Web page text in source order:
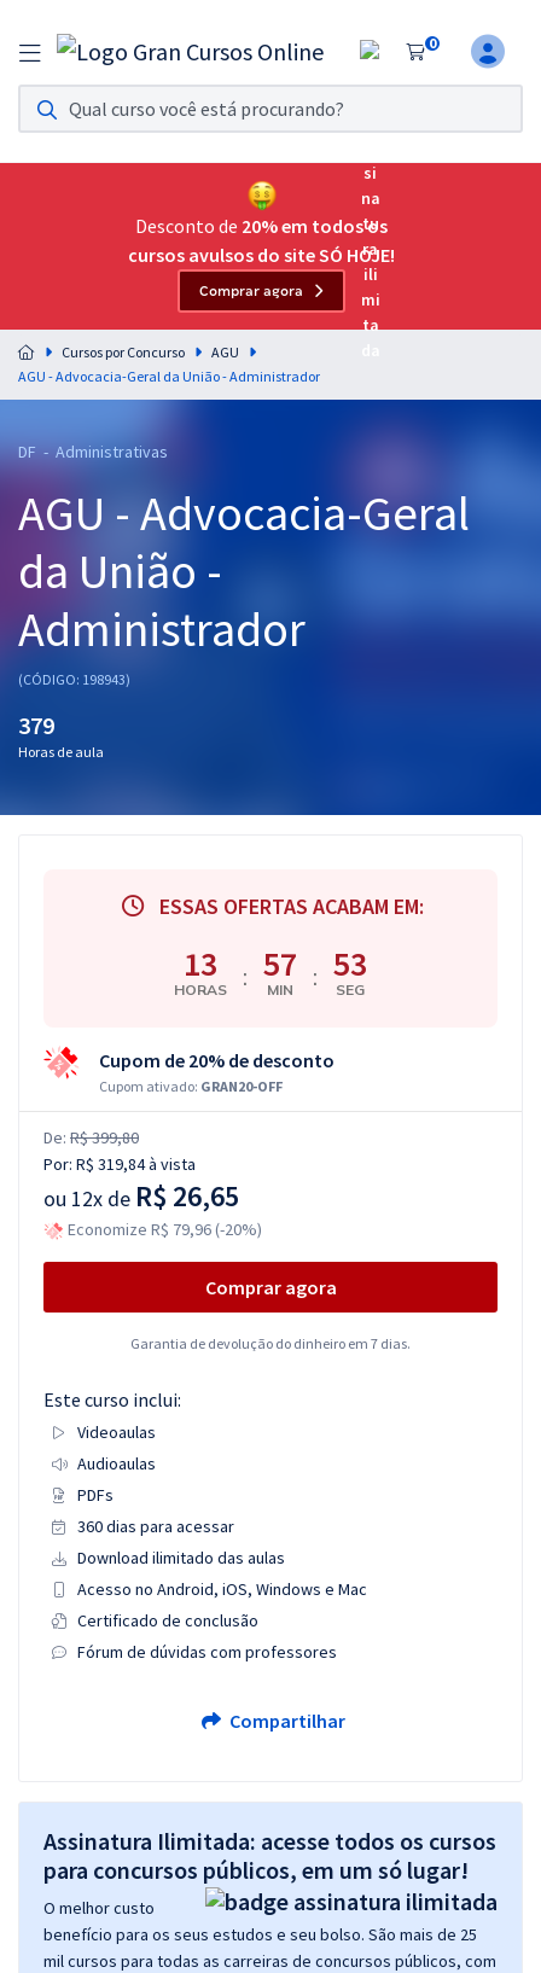
0
Assinatura Ilimitada 11
Acesso a todos os cursos. Teste grátis por 7 dias!
Assinatura OAB Até Passar
Acesso ilimitado a toda preparação para o Exame da
Residências Multiprofissionais
Preparação completa e intensiva para as principais
residências em saúde do Brasil
Cursos 20% OFF
Pós
Graduação
OAB
Mentorias
Desconto de 20% em todos os
cursos avulsos do site SÓ HOJE!
Comprar agora
Cursos por Concurso
AGU
AGU - Advocacia-Geral da União - Administrador
DF - Administrativas
AGU - Advocacia-Geral
da União -
Administrador
(CÓDIGO: 198943)
379
Horas de aula
ESSAS OFERTAS ACABAM EM:
13
HORAS : 57
MIN : 52
SEG
Cupom de 20% de desconto
Cupom ativado: GRAN20-OFF
De: R$ 399,80
Por: R$ 319,84à vista
ou 12x de R$ 26,65
Economize R$ 79,96 (-20%)
Comprar agora
Garantia de devolução do dinheiro em 7 dias.
Este curso inclui:
Videoaulas
Audioaulas
PDFs
360 dias para acessar
Download ilimitado das aulas
Acesso no Android, iOS, Windows e Mac
Certificado de conclusão
Fórum de dúvidas com professores
Compartilhar
Assinatura Ilimitada: acesse todos os cursos
para concursos públicos, em um só lugar!
O melhor custo
benefício para os seus estudos e seu bolso. São mais de 25
mil cursos para todas as carreiras de concursos públicos, com